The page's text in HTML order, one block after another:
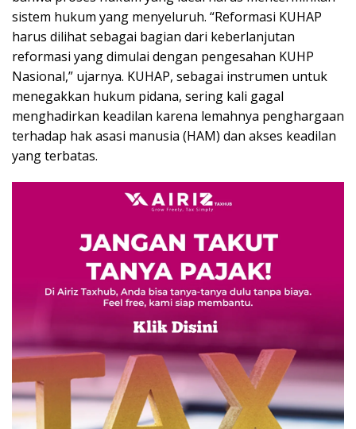
sistem hukum yang menyeluruh. “Reformasi KUHAP
harus dilihat sebagai bagian dari keberlanjutan
reformasi yang dimulai dengan pengesahan KUHP
Nasional,” ujarnya. KUHAP, sebagai instrumen untuk
menegakkan hukum pidana, sering kali gagal
menghadirkan keadilan karena lemahnya penghargaan
terhadap hak asasi manusia (HAM) dan akses keadilan
yang terbatas.